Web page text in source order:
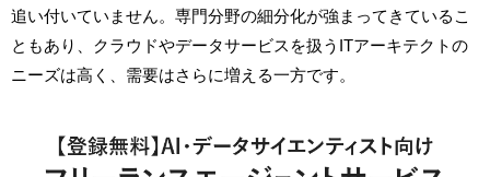
追い付いていません。専門分野の細分化が強まってきているこ
ともあり、クラウドやデータサービスを扱うITアーキテクトの
ニーズは高く、需要はさらに増える一方です。